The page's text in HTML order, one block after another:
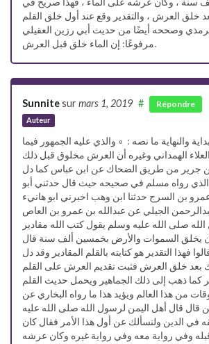
سنة ، وكان عرشه على الماء ، فهذا صريح في
وصححه أيضًا من حديث أبي رزين العقيلي
مرفوعًا: إن الماء خلق قبل العرش.
Sunnitesur mars 1, 2019
Auteur
# Répondre
والنهاية ما نصه : » والذي عليه الجمهور فيما
العلاء الهمداني وغيره أن العرش مخلوق قبل ذلك
جرير من طريق الضحاك عن ابن عباس كما دل
رواه مسلم في صحيحه حيث قال حدثني أبو
بن السرج حدثنا ابن وهب اخبرني ابو هانيء
الجيلي عن عبدالله بن عمرو بن العاص
صلى الله عليه وسلم يقول كتب الله مقادير
ان يخلق السموات والأرض بخمسين ألف سنة قال
فهذا التقدير هو كتابته بالقلم المقادير وقد دل
بعد خلق العرش فثبت تقديم العرش على القلم
كما ذهب إلى ذلك الجماهير ويحمل حديث القلم
من هذا العالم ويؤيد هذا ما رواه البخاري عن
قال أهل اليمن لرسول الله صلى الله عليه
في الدين ولنسألك عن أول هذا الأمر فقال كان
وفي رواية معه وفي رواية غيره وكان عرشه